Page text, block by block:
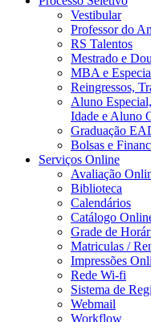
Vestibular
Professor do
RS Talentos
Mestrado e
MBA e
Reingressos,
Aluno
Idade e Aluno
Graduação
Bolsas e
Serviços Online
Avaliação
Biblioteca
Calendários
Catálogo
Grade de
Matriculas /
Impressões
Rede Wi-fi
Sistema de
Webmail
Workflow